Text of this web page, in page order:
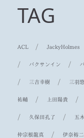
TAG
ACL / JackyHolmes
/ パクサンイン /
/ 三吉幸樹 / 三羽
祐輔 / 上田陽貴 /
/ 久保田孔了 / 五
仲宗根龍真 /伊奈裕二